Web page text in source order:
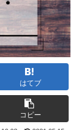
はてブ
コピー